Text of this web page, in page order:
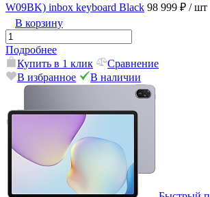
W09BK) inbox keyboard Black 98 999 ₽ / шт
В корзину
Подробнее
Купить в 1 клик
Сравнение
В избранное
В наличии